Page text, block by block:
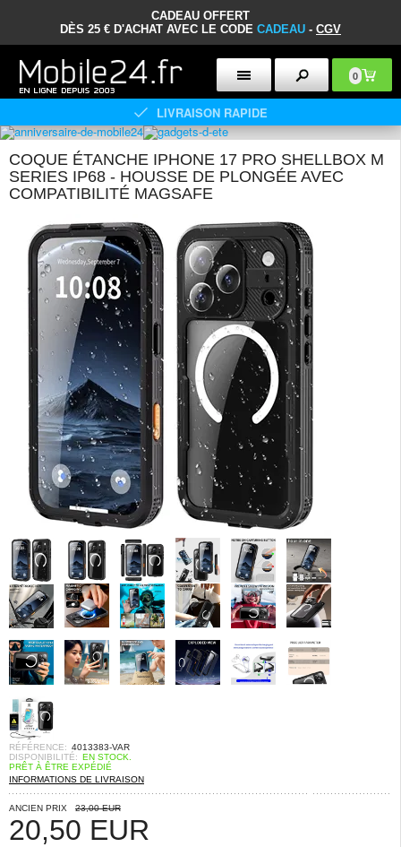
CADEAU OFFERT
DÈS 25 € D'ACHAT AVEC LE CODE CADEAU - CGV
0
LIVRAISON RAPIDE
COQUE ÉTANCHE IPHONE 17 PRO SHELLBOX M
SERIES IP68 - HOUSSE DE PLONGÉE AVEC
COMPATIBILITÉ MAGSAFE
RÉFÉRENCE: 4013383-VAR
DISPONIBILITÉ: EN STOCK.
PRÊT À ÊTRE EXPÉDIÉ
INFORMATIONS DE LIVRAISON
ANCIEN PRIX 23,00 EUR
20,50 EUR